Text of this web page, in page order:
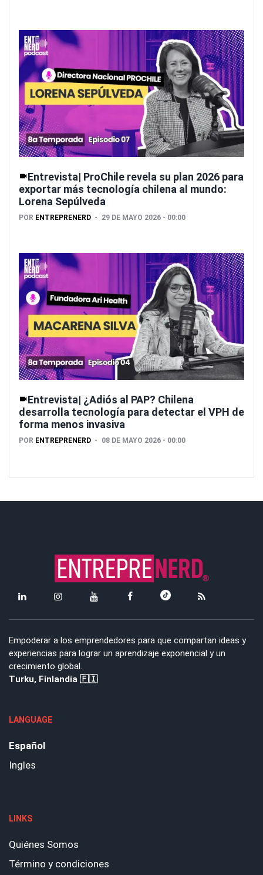
Entrevista| ProChile revela su plan 2026 para
exportar más tecnología chilena al mundo:
Lorena Sepúlveda
POR ENTREPRENERD 29 DE MAYO 2026 - 00:00
Entrevista| ¿Adiós al PAP? Chilena
desarrolla tecnología para detectar el VPH de
forma menos invasiva
POR ENTREPRENERD 08 DE MAYO 2026 - 00:00
Empoderar a los emprendedores para que compartan ideas y
experiencias para lograr un aprendizaje exponencial y un
crecimiento global.
Turku, Finlandia 🇫🇮
LANGUAGE
Español
Ingles
LINKS
Quiénes Somos
Término y condiciones